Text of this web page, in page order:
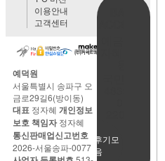
사용후기모
음
이용안내
고객센터
예덕원
서울특별시 송파구 오
금로29길6(방이동)
대표 정자혜 개인정보
보호 책임자정자혜
통신판매업신고번호
2026-서울송파-0077